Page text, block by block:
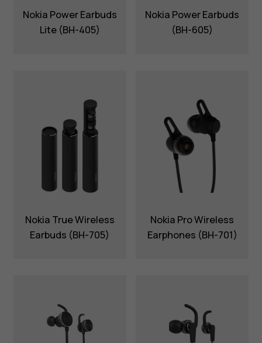
Υποστήριξη
Greece
Nokia Power Earbuds
Lite (BH-405)
Nokia Power Earbuds
(BH-605)
Nokia True Wireless
Earbuds (BH-705)
Nokia Pro Wireless
Earphones (BH-701)